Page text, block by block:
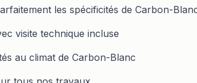
les spécificités de Carbon-
visite technique incluse
au climat de Carbon-Blanc